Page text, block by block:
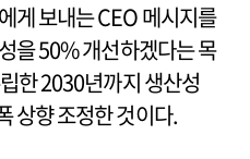
게 보내는 CEO 메시지를
을 50% 개선하겠다는 목
한 2030년까지 생산성
상향 조정한 것이다.